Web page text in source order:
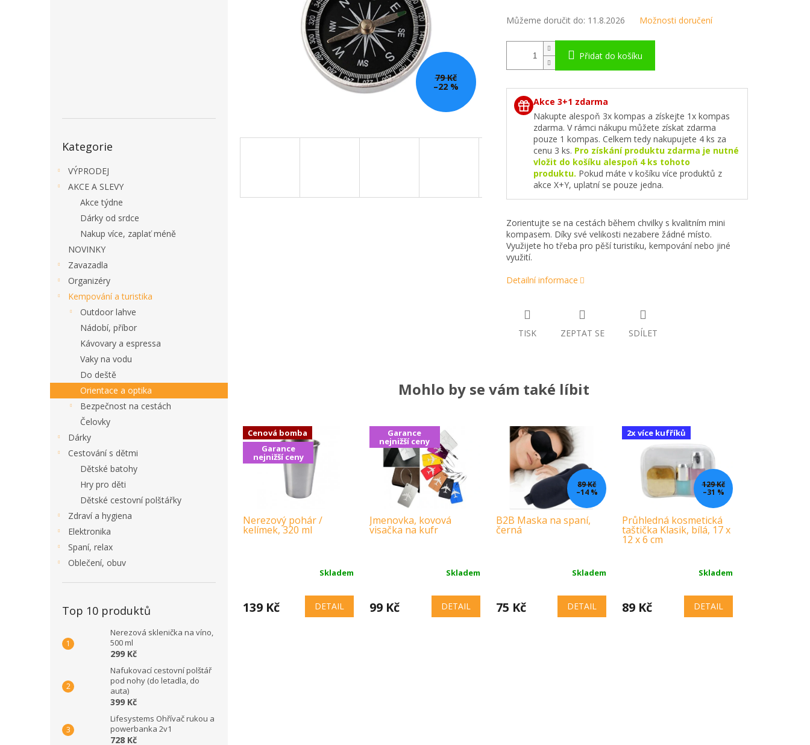
kategorie
Kategorie
VÝPRODEJ
AKCE A SLEVY
Akce týdne
Dárky od srdce
Nakup více, zaplať méně
NOVINKY
Zavazadla
Organizéry
Kempování a turistika
Outdoor lahve
Nádobí, příbor
Kávovary a espressa
Vaky na vodu
Do deště
Orientace a optika
Bezpečnost na cestách
Čelovky
Dárky
Cestování s dětmi
Dětské batohy
Hry pro děti
Dětské cestovní polštářky
Zdraví a hygiena
Elektronika
Spaní, relax
Oblečení, obuv
Top 10 produktů
Nerezová sklenička na víno,
500 ml
299 Kč
Nafukovací cestovní polštář
pod nohy (do letadla, do
auta)
399 Kč
Lifesystems Ohřívač rukou a
powerbanka 2v1
728 Kč
79 Kč
–22 %
Můžeme doručit do: 11.8.2026 Možnosti doručení
Přidat do košíku
Akce 3+1 zdarma
Nakupte alespoň 3x kompas a získejte 1x kompas
zdarma. V rámci nákupu můžete získat zdarma
pouze 1 kompas. Celkem tedy nakupujete 4 ks za
cenu 3 ks. Pro získání produktu zdarma je nutné
vložit do košíku alespoň 4 ks tohoto
produktu. Pokud máte v košíku více produktů z
akce X+Y, uplatní se pouze jedna.
Zorientujte se na cestách během chvilky s kvalitním mini
kompasem. Díky své velikosti nezabere žádné místo.
Využijete ho třeba pro pěší turistiku, kempování nebo jiné
využití.
Detailní informace
TISK ZEPTAT SE SDÍLET
Mohlo by se vám také líbit
Cenová bomba
Garance
nejnižší ceny
Nerezový pohár /
kelímek, 320 ml
Skladem
139 Kč DETAIL
Garance
nejnižší ceny
Jmenovka, kovová
visačka na kufr
Skladem
99 Kč DETAIL
89 Kč
–14 %
B2B Maska na spaní,
černá
Skladem
75 Kč DETAIL
2x více kufříků
129 Kč
–31 %
Průhledná kosmetická
taštička Klasik, bílá, 17 x
12 x 6 cm
Skladem
89 Kč DETAIL